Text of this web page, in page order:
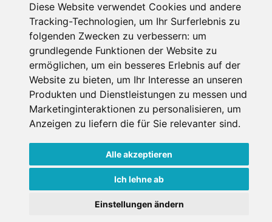
Diese Website verwendet Cookies und andere
Tracking-Technologien, um Ihr Surferlebnis zu
folgenden Zwecken zu verbessern: um
grundlegende Funktionen der Website zu
ermöglichen, um ein besseres Erlebnis auf der
Website zu bieten, um Ihr Interesse an unseren
Produkten und Dienstleistungen zu messen und
Marketinginteraktionen zu personalisieren, um
Anzeigen zu liefern die für Sie relevanter sind.
Alle akzeptieren
Ich lehne ab
Einstellungen ändern